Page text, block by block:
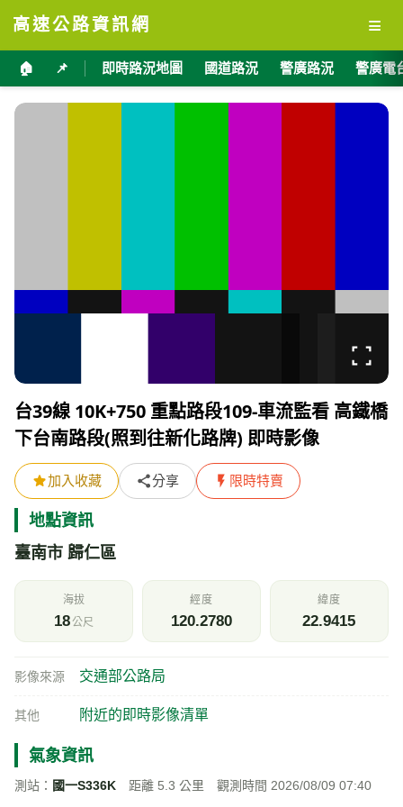
高速公路資訊網 ≡
🏠 📌 即時路況地圖 國道路況 警廣路況 警廣電
台39線 10K+750 重點路段109-車流監看 高鐵橋
下台南路段(照到往新化路牌) 即時影像
加入收藏 分享 限時特賣
地點資訊
臺南市 歸仁區
海拔
18公尺
經度
120.2780
緯度
22.9415
影像來源 交通部公路局
其他 附近的即時影像清單
氣象資訊
測站： 國一S336K 距離 5.3 公里 觀測時間 2026/08/09 07:40